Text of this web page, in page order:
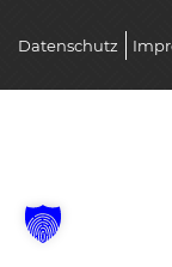
Datenschutz